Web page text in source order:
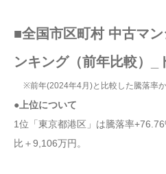
■全国市区町村 中古マ
ンキング（前年比較）_
※前年(2024年4月)と比較した騰落率か
●上位について
1位「東京都港区」は騰落率
比＋9,106万円。